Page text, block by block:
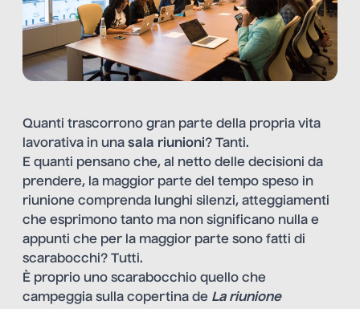
Quanti trascorrono gran parte della propria vita
lavorativa in una sala riunioni? Tanti.
E quanti pensano che, al netto delle decisioni da
prendere, la maggior parte del tempo speso in
riunione comprenda lunghi silenzi, atteggiamenti
che esprimono tanto ma non significano nulla e
appunti che per la maggior parte sono fatti di
scarabocchi? Tutti.
È proprio uno scarabocchio quello che
campeggia sulla copertina de La riunione